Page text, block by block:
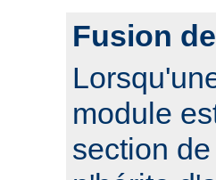
Fusion
module
section